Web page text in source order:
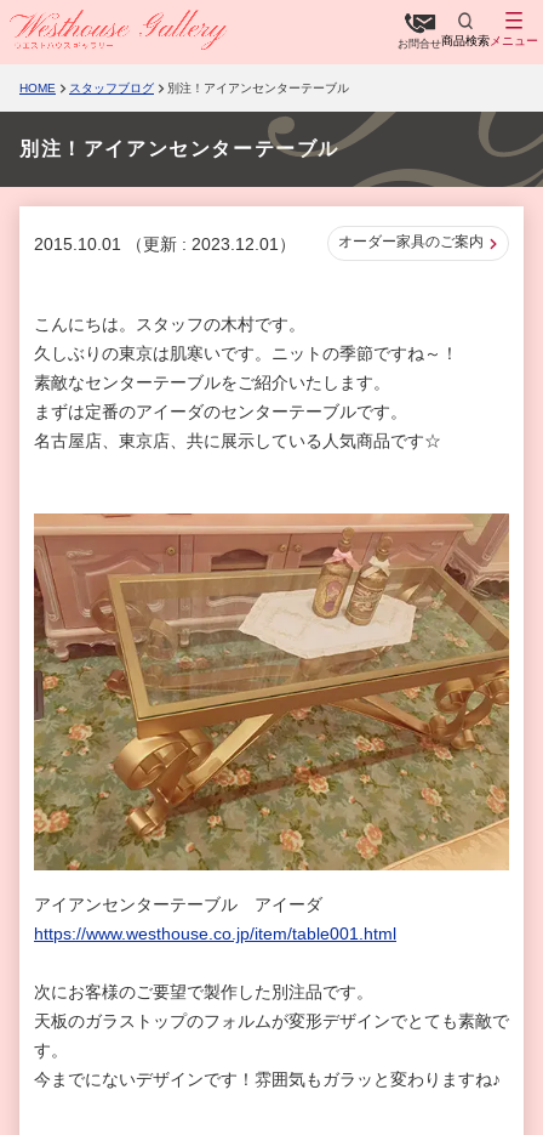
お問合せ商品検索 メニュー
HOME スタッフブログ 別注！アイアンセンターテーブル
別注！アイアンセンターテーブル
2015.10.01 （更新 : 2023.12.01） オーダー家具のご案内
こんにちは。スタッフの木村です。
久しぶりの東京は肌寒いです。ニットの季節ですね～！
素敵なセンターテーブルをご紹介いたします。
まずは定番のアイーダのセンターテーブルです。
名古屋店、東京店、共に展示している人気商品です☆
アイアンセンターテーブル アイーダ
https://www.westhouse.co.jp/item/table001.html
次にお客様のご要望で製作した別注品です。
天板のガラストップのフォルムが変形デザインでとても素敵で
す。
今までにないデザインです！雰囲気もガラッと変わりますね♪